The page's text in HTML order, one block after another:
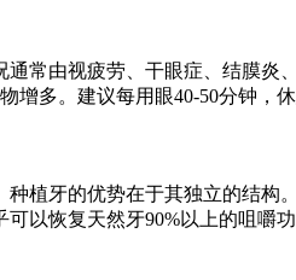
常由视疲劳、干眼症、结膜炎
多。建议每用眼40-50分钟，
植牙的优势在于其独立的结构
以恢复天然牙90%以上的咀嚼